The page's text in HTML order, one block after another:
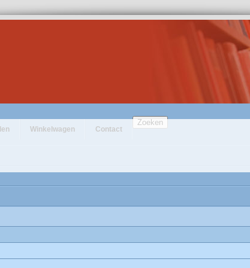
Winkelwagen Contact
Zoeken